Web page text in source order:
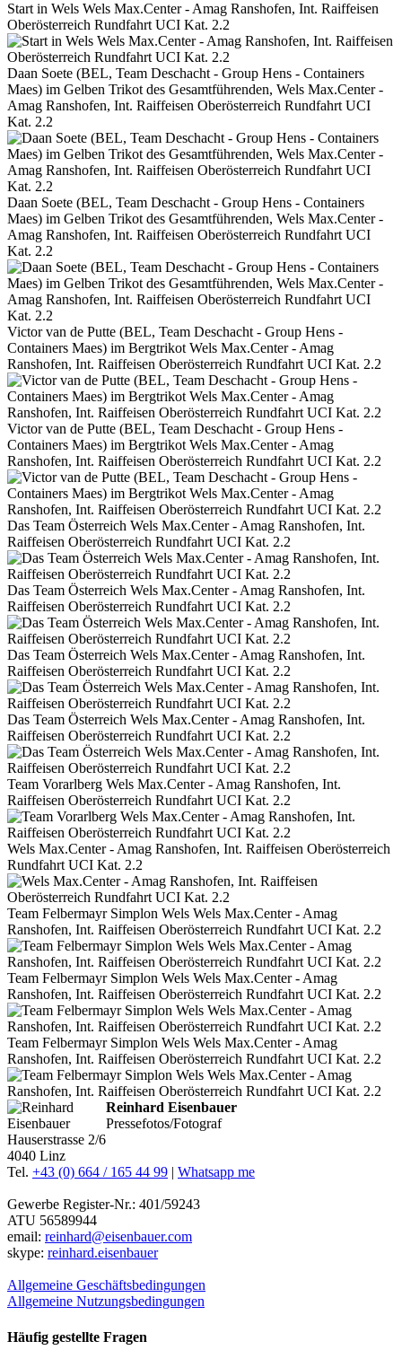
Start in Wels Wels Max.Center - Amag Ranshofen, Int. Raiffeisen
Oberösterreich Rundfahrt UCI Kat. 2.2
Daan Soete (BEL, Team Deschacht - Group Hens - Containers
Maes) im Gelben Trikot des Gesamtführenden, Wels Max.Center -
Amag Ranshofen, Int. Raiffeisen Oberösterreich Rundfahrt UCI
Kat. 2.2
Daan Soete (BEL, Team Deschacht - Group Hens - Containers
Maes) im Gelben Trikot des Gesamtführenden, Wels Max.Center -
Amag Ranshofen, Int. Raiffeisen Oberösterreich Rundfahrt UCI
Kat. 2.2
Victor van de Putte (BEL, Team Deschacht - Group Hens -
Containers Maes) im Bergtrikot Wels Max.Center - Amag
Ranshofen, Int. Raiffeisen Oberösterreich Rundfahrt UCI Kat. 2.2
Victor van de Putte (BEL, Team Deschacht - Group Hens -
Containers Maes) im Bergtrikot Wels Max.Center - Amag
Ranshofen, Int. Raiffeisen Oberösterreich Rundfahrt UCI Kat. 2.2
Das Team Österreich Wels Max.Center - Amag Ranshofen, Int.
Raiffeisen Oberösterreich Rundfahrt UCI Kat. 2.2
Das Team Österreich Wels Max.Center - Amag Ranshofen, Int.
Raiffeisen Oberösterreich Rundfahrt UCI Kat. 2.2
Das Team Österreich Wels Max.Center - Amag Ranshofen, Int.
Raiffeisen Oberösterreich Rundfahrt UCI Kat. 2.2
Das Team Österreich Wels Max.Center - Amag Ranshofen, Int.
Raiffeisen Oberösterreich Rundfahrt UCI Kat. 2.2
Team Vorarlberg Wels Max.Center - Amag Ranshofen, Int.
Raiffeisen Oberösterreich Rundfahrt UCI Kat. 2.2
Wels Max.Center - Amag Ranshofen, Int. Raiffeisen Oberösterreich
Rundfahrt UCI Kat. 2.2
Team Felbermayr Simplon Wels Wels Max.Center - Amag
Ranshofen, Int. Raiffeisen Oberösterreich Rundfahrt UCI Kat. 2.2
Team Felbermayr Simplon Wels Wels Max.Center - Amag
Ranshofen, Int. Raiffeisen Oberösterreich Rundfahrt UCI Kat. 2.2
Team Felbermayr Simplon Wels Wels Max.Center - Amag
Ranshofen, Int. Raiffeisen Oberösterreich Rundfahrt UCI Kat. 2.2
Reinhard Eisenbauer
Pressefotos/Fotograf
Hauserstrasse 2/6
4040 Linz
Tel. +43 (0) 664 / 165 44 99 | Whatsapp me
Gewerbe Register-Nr.: 401/59243
ATU 56589944
email: reinhard@eisenbauer.com
skype: reinhard.eisenbauer
Allgemeine Geschäftsbedingungen
Allgemeine Nutzungsbedingungen
Häufig gestellte Fragen